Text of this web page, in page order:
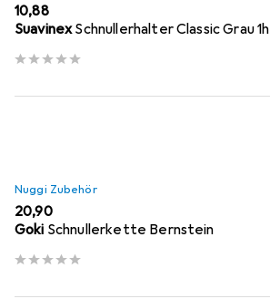
EUR
10,88
SuavinexSchnullerhalter Classic Grau 1h
Nuggi Zubehör
EUR
20,90
Goki Schnullerkette Bernstein